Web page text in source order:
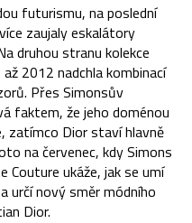
futurismu, na poslední
zaujaly eskalátory
druhou stranu kolekce
2012 nadchla kombinací
Přes Simonsův
faktem, že jeho doménou
zatímco Dior staví hlavně
na červenec, kdy Simons
Couture ukáže, jak se umí
určí nový směr módního
Dior.